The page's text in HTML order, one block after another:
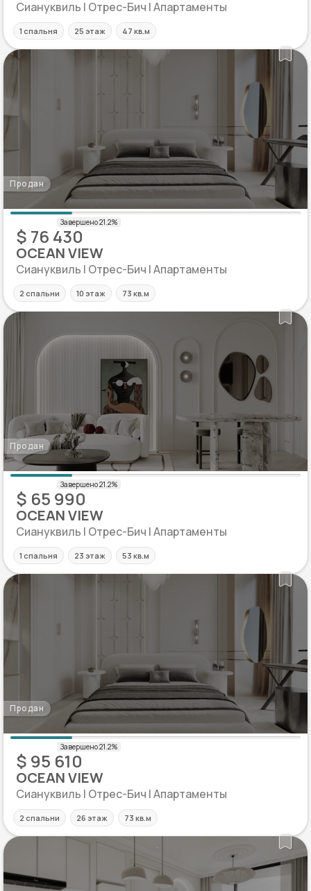
Сиануквиль | Отрес-Бич | Апартаменты
1 спальня 25 этаж 47 кв.м
Продан
$ 76 430
OCEAN VIEW
Сиануквиль | Отрес-Бич | Апартаменты
2 спальни 10 этаж 73 кв.м
Продан
$ 65 990
OCEAN VIEW
Сиануквиль | Отрес-Бич | Апартаменты
1 спальня 23 этаж 53 кв.м
Продан
$ 95 610
OCEAN VIEW
Сиануквиль | Отрес-Бич | Апартаменты
2 спальни 26 этаж 73 кв.м